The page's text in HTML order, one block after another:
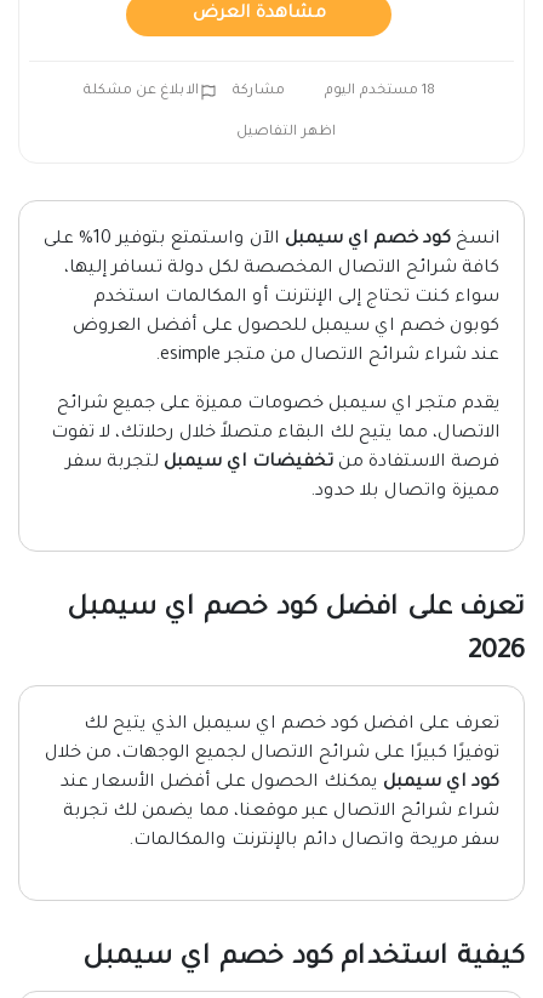
مشاهدة العرض
18 مستخدم اليوم مشاركة الابلاغ عن مشكلة
اظهر التفاصيل
انسخ كود خصم اي سيمبل
الآن واستمتع بتوفير 10% على
كافة شرائح الاتصال المخصصة لكل دولة تسافر إليها،
سواء كنت تحتاج إلى الإنترنت أو المكالمات استخدم
كوبون خصم اي سيمبل للحصول على أفضل العروض
عند شراء شرائح الاتصال من متجر esimple.
يقدم متجر اي سيمبل خصومات مميزة على جميع شرائح
الاتصال، مما يتيح لك البقاء متصلاً خلال رحلاتك، لا تفوت
فرصة الاستفادة من تخفيضات اي سيمبل لتجربة سفر
مميزة واتصال بلا حدود.
تعرف على افضل كود خصم اي سيمبل
2026
تعرف على افضل كود خصم اي سيمبل الذي يتيح لك
توفيرًا كبيرًا على شرائح الاتصال لجميع الوجهات، من خلال
كود اي سيمبل يمكنك الحصول على أفضل الأسعار عند
شراء شرائح الاتصال عبر موقعنا، مما يضمن لك تجربة
سفر مريحة واتصال دائم بالإنترنت والمكالمات.
كيفية استخدام كود خصم اي سيمبل